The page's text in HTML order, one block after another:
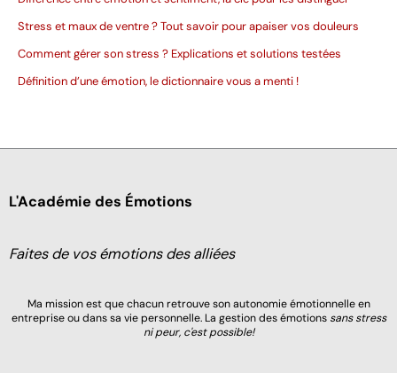
Stress et maux de ventre ? Tout savoir pour apaiser vos douleurs
Comment gérer son stress ? Explications et solutions testées
Définition d’une émotion, le dictionnaire vous a menti !
L'Académie des Émotions
Faites de vos émotions des alliées
Ma mission est que chacun retrouve son autonomie émotionnelle en
entreprise ou dans sa vie personnelle. La gestion des émotionssans stress
ni peur, c'est possible!